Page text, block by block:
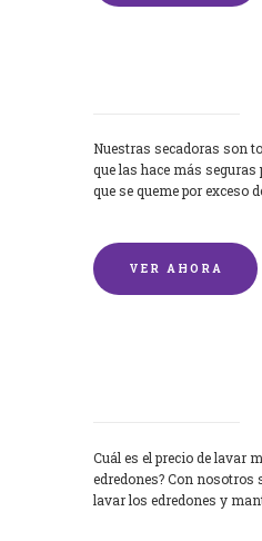
Nuestras secadoras son
que las hace más
que se queme por exceso
VER AHORA
Cuál es el precio de lavar
edredones? Con nosotros
lavar los edredones y